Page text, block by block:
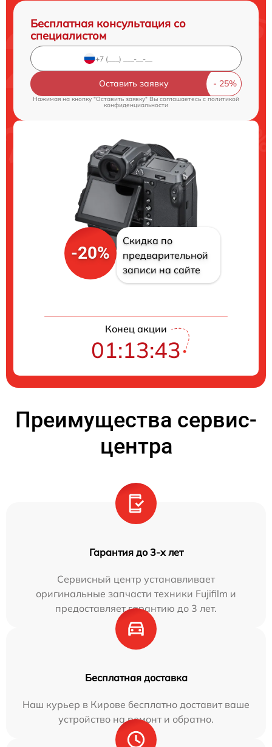
Бесплатная консультация со
специалистом
Оставить заявку
Нажимая на кнопку "Оставить заявку" Вы соглашаетесь c политикой
конфиденциальности
-20%
Скидка по
предварительной
записи на сайте
Конец акции
01:13:43
Преимущества сервис-
центра
Гарантия до 3-х лет
Сервисный центр устанавливает
оригинальные запчасти техники Fujifilm и
предоставляет гарантию до 3 лет.
Бесплатная доставка
Наш курьер в Кирове бесплатно доставит ваше
устройство на ремонт и обратно.